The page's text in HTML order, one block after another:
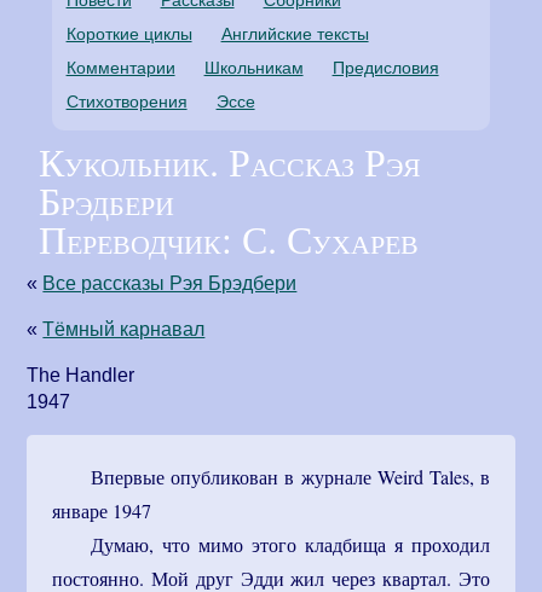
Короткие циклы
Английские тексты
Комментарии
Школьникам
Предисловия
Стихотворения
Эссе
Кукольник. Рассказ Рэя
Брэдбери
Переводчик: С. Сухарев
« Все рассказы Рэя Брэдбери
«Тёмный карнавал
The Handler
1947
Впервые опубликован в журнале Weird Tales, в
январе 1947
Думаю, что мимо этого кладбища я проходил
постоянно. Мой друг Эдди жил через квартал. Это